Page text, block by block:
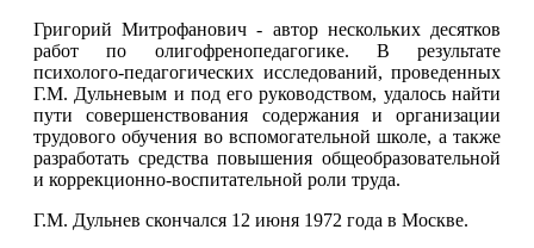
Григорий Митрофанович - автор нескольких десятков
работ по олигофренопедагогике. В результате
психолого-педагогических исследований, проведенных
Г.М. Дульневым и под его руководством, удалось найти
пути совершенствования содержания и организации
трудового обучения во вспомогательной школе, а также
разработать средства повышения общеобразовательной
и коррекционно-воспитательной роли труда.
Г.М. Дульнев скончался 12 июня 1972 года в Москве.